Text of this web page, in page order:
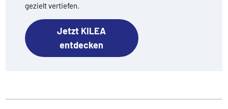
gezielt vertiefen.
Jetzt KILEA
entdecken